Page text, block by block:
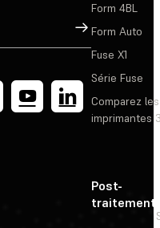
Inscription
Form 4BL
Form Auto
Fuse X1
Série Fuse
Comparez les
imprimantes
Post-
traitement